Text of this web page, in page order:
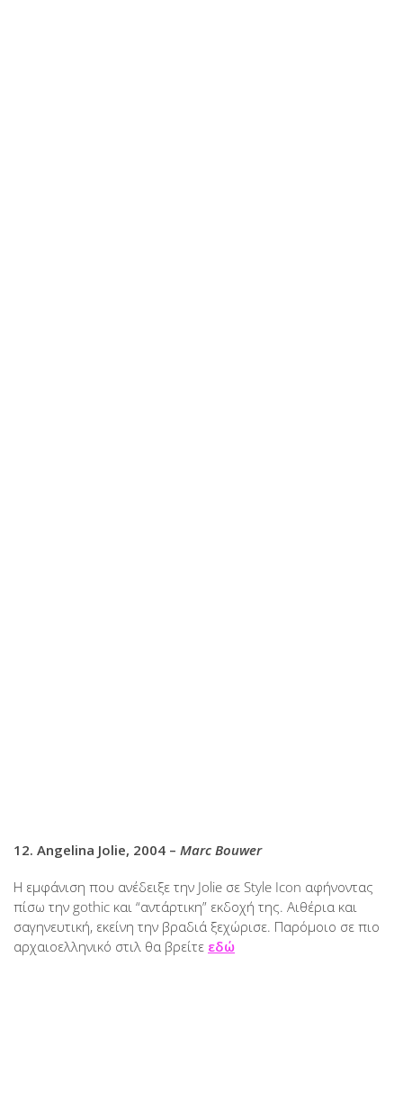
12. Angelina Jolie, 2004 – Marc Bouwer
Η εμφάνιση που ανέδειξε την Jolie σε Style Icon αφήνοντας
πίσω την gothic και “αντάρτικη” εκδοχή της. Αιθέρια και
σαγηνευτική, εκείνη την βραδιά ξεχώρισε. Παρόμοιο σε πιο
αρχαιοελληνικό στιλ θα βρείτε εδώ